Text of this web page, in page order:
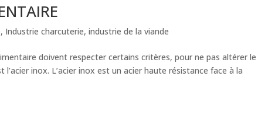
, Industrie charcuterie,industrie de la viande
doivent respecter certains critères, pour ne pas altérer le
inox. L’acier inox est un acier haute résistance face à la